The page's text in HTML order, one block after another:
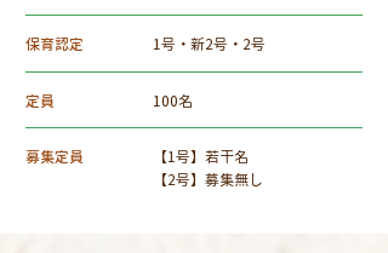
保育認定 1号・新2号・2号
定員 100名
募集定員
​【1号】若干名
【2号】募集無し